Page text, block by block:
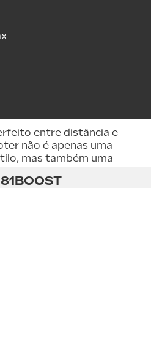
entre distância e
não é apenas uma
mas também uma